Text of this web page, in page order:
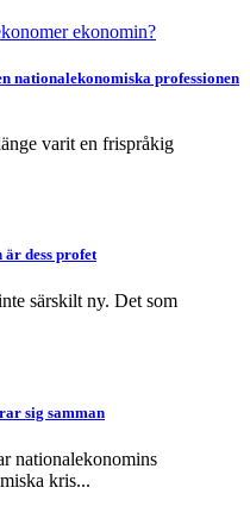
ekonomin?
nationalekonomiska ­professionen
varit en frispråkig
är dess profet
särskilt ny. Det som
sig samman
nationalekonomins
kris...